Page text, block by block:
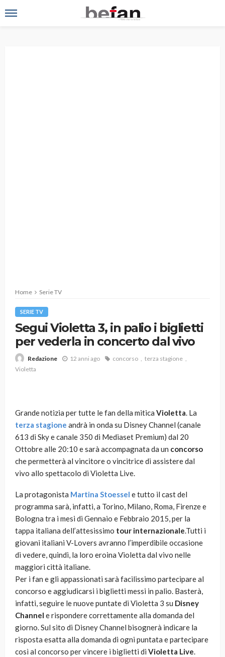
Home Serie TV
SERIE TV
Segui Violetta 3, in palio i biglietti
per vederla in concerto dal vivo
Redazione 12 anni ago concorso
terza stagione
Violetta
Grande notizia per tutte le fan della mitica Violetta. La
terza stagione andrà in onda su Disney Channel (canale
613 di Sky e canale 350 di Mediaset Premium) dal 20
Ottobre alle 20:10 e sarà accompagnata da un concorso
che permetterà al vincitore o vincitrice di assistere dal
vivo allo spettacolo di Violetta Live.
La protagonista Martina Stoessel e tutto il cast del
programma sarà, infatti, a Torino, Milano, Roma, Firenze e
Bologna tra i mesi di Gennaio e Febbraio 2015, per la
tappa italiana dell’attesissimo tour internazionale.Tutti i
giovani italiani V-Lovers avranno l’imperdibile occasione
di vedere, quindi, la loro eroina Violetta dal vivo nelle
maggiori città italiane.
Per i fan e gli appassionati sarà facilissimo partecipare al
concorso e aggiudicarsi i biglietti messi in palio. Basterà,
infatti, seguire le nuove puntate di Violetta 3 su Disney
Channel e rispondere correttamente alla domanda del
giorno. Sul sito di Disney Channel bisognerà indicare la
risposta esatta alla domanda di ogni puntata e partecipare
così al concorso per vincere i biglietti di Violetta Live.